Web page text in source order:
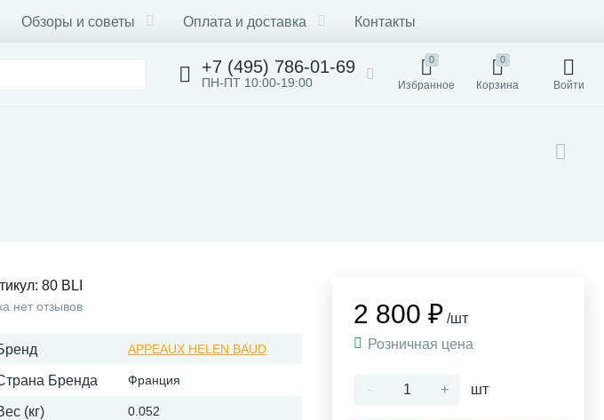
Обзоры и советы Оплата и доставка Контакты
+7 (495) 786-01-69
ПН-ПТ 10:00-19:00
0
Избранное
0
Корзина Войти
80 BLI
нет отзывов
APPEAUX HELEN BAUD
Бренда Франция
(кг) 0.052
2 800 ₽ /шт
Розничная цена
- + шт